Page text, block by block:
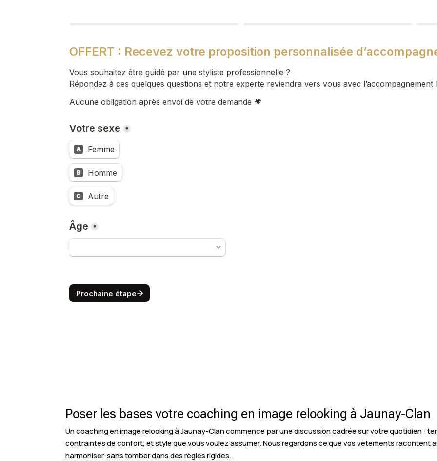
Poser les bases votre coaching en image relooking à Jaunay-Clan
Un coaching en image relooking à Jaunay-Clan commence par une discussion cadrée sur votre quotidien :
contraintes de confort, et style que vous voulez assumer. Nous regardons ce que vos vêtements racontent
harmoniser, sans tomber dans des règles rigides.